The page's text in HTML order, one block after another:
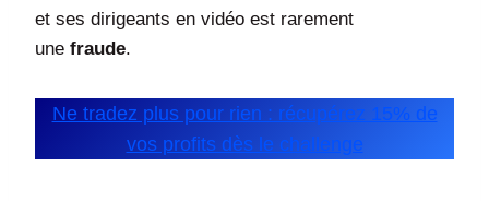
et ses dirigeants en vidéo est rarement
une fraude.
Ne tradez plus pour rien : récupérez 15% de
vos profits dès le challenge